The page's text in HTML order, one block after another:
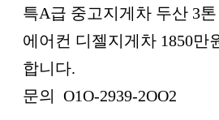
본문
특A급 중고지게차 두산 3
에어컨 디젤지게차 1850만
합니다.
문의 O1O-2939-2OO2